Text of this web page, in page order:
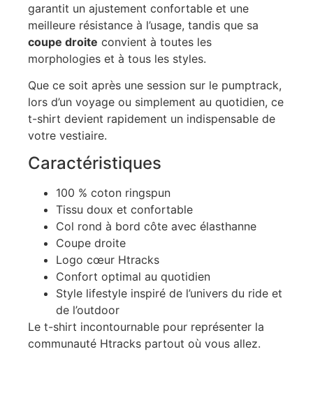
garantit un ajustement confortable et une
meilleure résistance à l’usage, tandis que sa
coupe droite convient à toutes les
morphologies et à tous les styles.
Que ce soit après une session sur le pumptrack,
lors d’un voyage ou simplement au quotidien, ce
t-shirt devient rapidement un indispensable de
votre vestiaire.
Caractéristiques
100 % coton ringspun
Tissu doux et confortable
Col rond à bord côte avec élasthanne
Coupe droite
Logo cœur Htracks
Confort optimal au quotidien
Style lifestyle inspiré de l’univers du ride et
de l’outdoor
Le t-shirt incontournable pour représenter la
communauté Htracks partout où vous allez.